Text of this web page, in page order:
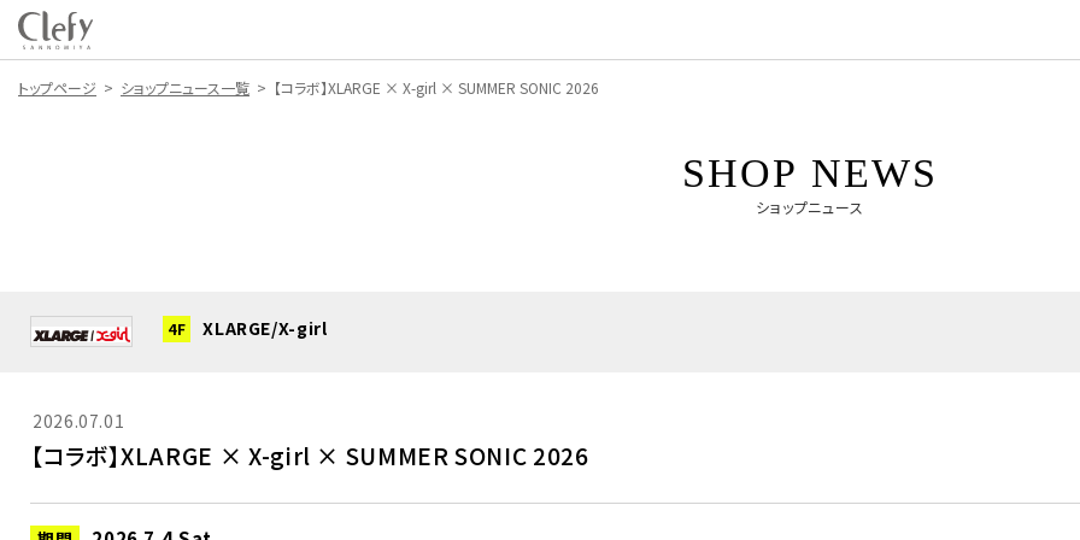
トップページ ショップニュース一覧 【コラボ】XLARGE × X-girl × SUMMER SONIC 2026
SHOP NEWS
ショップニュース
4F XLARGE/X-girl
2026.07.01
【コラボ】XLARGE × X-girl × SUMMER SONIC 2026